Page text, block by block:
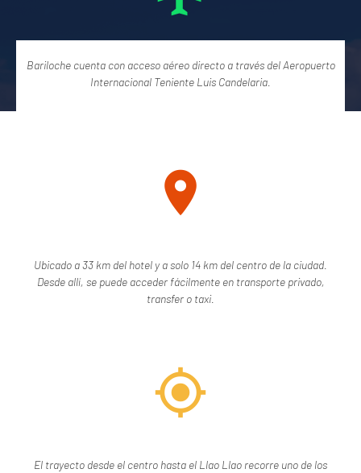
Bariloche cuenta con acceso aéreo directo a través del Aeropuerto
Internacional Teniente Luis Candelaria.
Ubicado a 33 km del hotel y a solo 14 km del centro de la ciudad.
Desde allí, se puede acceder fácilmente en transporte privado,
transfer o taxi.
El trayecto desde el centro hasta el Llao Llao recorre uno de los